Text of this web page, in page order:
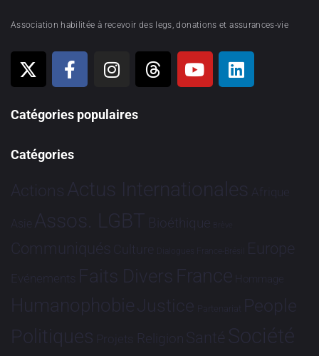
Association habilitée à recevoir des legs, donations et assurances-vie
Catégories populaires
Catégories
Actions Actus Internationales Afrique
Asie Assos. LGBT Bioéthique Brève
Communiqués Culture Dialogues France-Brésil Europe
Evénements Faits Divers France Hommage
HumanophobieJustice Partenariat People
Politiques Projets Religion Santé Société